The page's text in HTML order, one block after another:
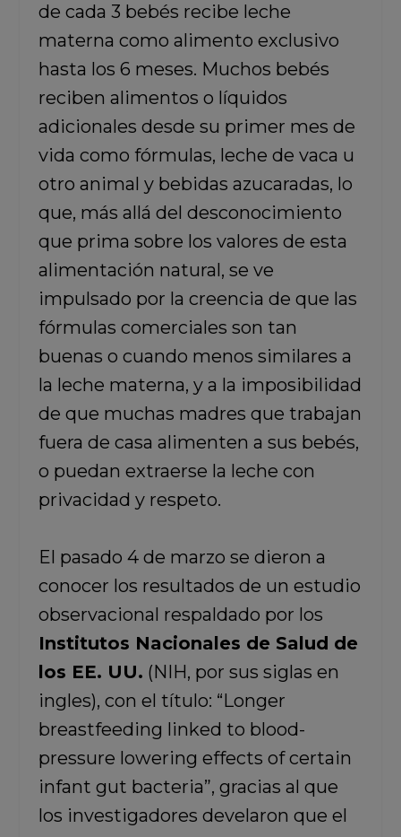
de cada 3 bebés recibe leche
materna como alimento exclusivo
hasta los 6 meses. Muchos bebés
reciben alimentos o líquidos
adicionales desde su primer mes de
vida como fórmulas, leche de vaca u
otro animal y bebidas azucaradas, lo
que, más allá del desconocimiento
que prima sobre los valores de esta
alimentación natural, se ve
impulsado por la creencia de que las
fórmulas comerciales son tan
buenas o cuando menos similares a
la leche materna, y a la imposibilidad
de que muchas madres que trabajan
fuera de casa alimenten a sus bebés,
o puedan extraerse la leche con
privacidad y respeto.
El pasado 4 de marzo se dieron a
conocer los resultados de un estudio
observacional respaldado por los
Institutos Nacionales de Salud de
los EE. UU. (NIH, por sus siglas en
ingles), con el título: “Longer
breastfeeding linked to blood-
pressure lowering effects of certain
infant gut bacteria”, gracias al que
los investigadores develaron que el